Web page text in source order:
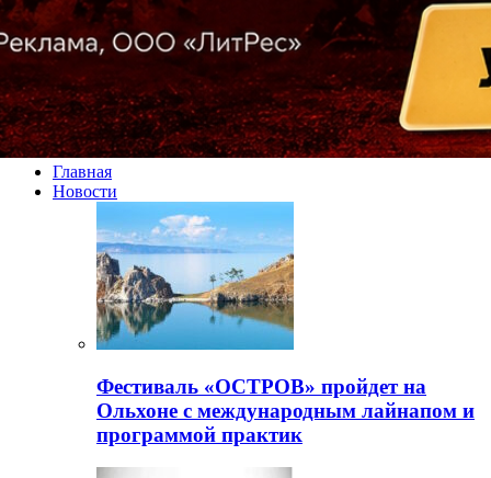
Главная
Новости
Фестиваль «ОСТРОВ» пройдет на
Ольхоне с международным лайнапом и
программой практик